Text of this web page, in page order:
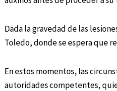
Dada la gravedad de las
Toledo, donde se espera que
En estos momentos, las
autoridades competentes,